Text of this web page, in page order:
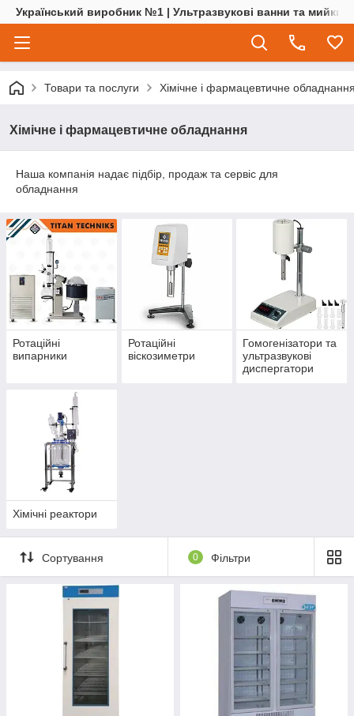
Український виробник №1 | Ультразвукові ванни та мийки |
Товари та послуги Хімічне і фармацевтичне
Хімічне і фармацевтичне обладнання
Наша компанія надає підбір, продаж та сервіс для
обладнання
Ротаційні
випарники
Ротаційні
віскозиметри
Гомогенізатори та
ультразвукові
диспергатори
Хімічні реактори
Сортування 0 Фільтри